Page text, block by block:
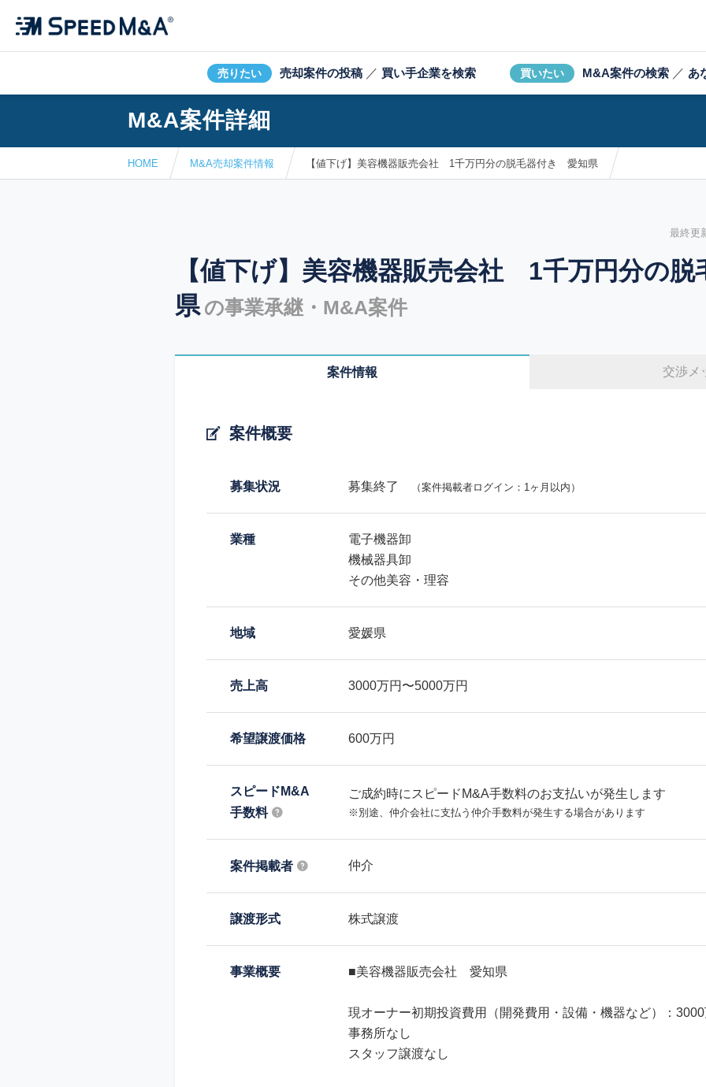
売りたい 売却案件の投稿 ／ 買い手企業を検索 買いたい M&A案件の検索 ／ あ
M&A案件詳細
HOME M&A売却案件情報 【値下げ】美容機器販売会社 1千万円分の脱毛器付き 愛知県
最終更
【値下げ】美容機器販売会社 1千万円分の
県 の事業承継・M&A案件
案件情報 交渉メ
案件概要
募集状況 募集終了 （案件掲載者ログイン：1ヶ月以内）
業種
電子機器卸
機械器具卸
その他美容・理容
地域 愛媛県
売上高 3000万円〜5000万円
希望譲渡価格 600万円
スピードM&A
手数料
ご成約時にスピードM&A手数料のお支払いが発生します
※別途、仲介会社に支払う仲介手数料が発生する場合があります
案件掲載者 仲介
譲渡形式 株式譲渡
事業概要 ■美容機器販売会社 愛知県
現オーナー初期投資費用（開発費用・設備・機器など）：
事務所なし
スタッフ譲渡なし